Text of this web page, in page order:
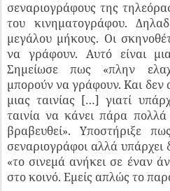
σεναριογράφους της
του κινηματογράφου.
μεγάλου μήκους. Οι
να γράφουν. Αυτό είναι
Σημείωσε πως «πλην
μπορούν να γράφουν. Και δεν
μιας ταινίας […] γιατί
ταινία να κάνει πάρα
βραβευθεί». Υποστήριξε
σεναριογράφοι αλλά
«το σινεμά ανήκει σε έναν
στο κοινό. Εμείς απλώς το